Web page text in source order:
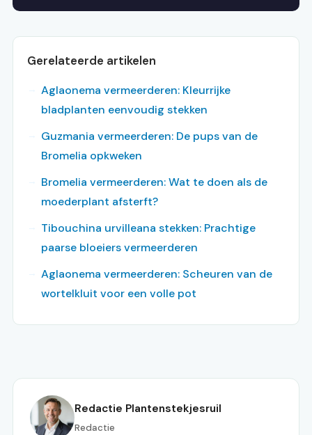
Gerelateerde artikelen
Aglaonema vermeerderen: Kleurrijke
bladplanten eenvoudig stekken
Guzmania vermeerderen: De pups van de
Bromelia opkweken
Bromelia vermeerderen: Wat te doen als de
moederplant afsterft?
Tibouchina urvilleana stekken: Prachtige
paarse bloeiers vermeerderen
Aglaonema vermeerderen: Scheuren van de
wortelkluit voor een volle pot
Redactie Plantenstekjesruil
Redactie